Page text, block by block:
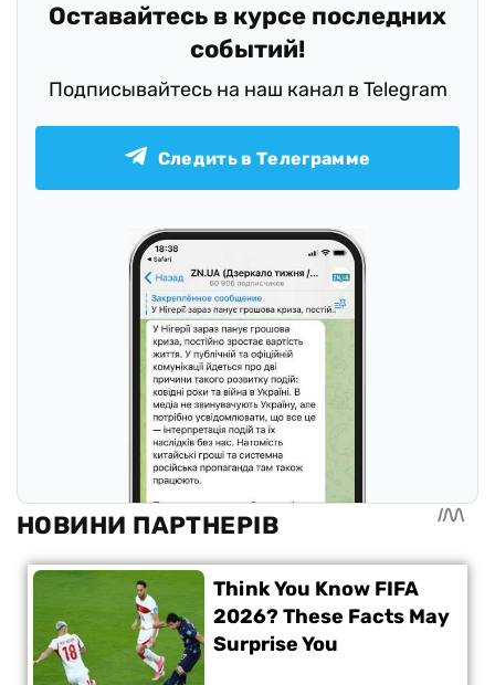
Оставайтесь в курсе последних
событий!
Подписывайтесь на наш канал в Telegram
Следить в Телеграмме